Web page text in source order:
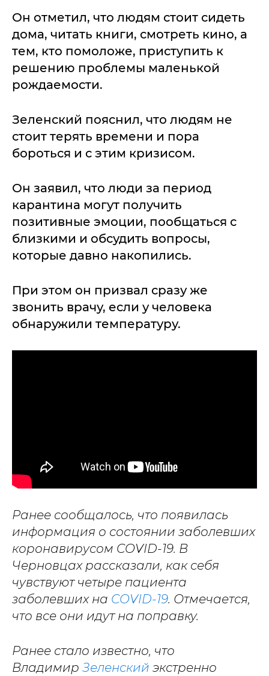
Он отметил, что людям стоит сидеть
дома, читать книги, смотреть кино, а
тем, кто помоложе, приступить к
решению проблемы маленькой
рождаемости.
Зеленский пояснил, что людям не
стоит терять времени и пора
бороться и с этим кризисом.
Он заявил, что люди за период
карантина могут получить
позитивные эмоции, пообщаться с
близкими и обсудить вопросы,
которые давно накопились.
При этом он призвал сразу же
звонить врачу, если у человека
обнаружили температуру.
Ранее сообщалось, что появилась
информация о состоянии заболевших
коронавирусом COVID-19. В
Черновцах рассказали, как себя
чувствуют четыре пациента
заболевших на COVID-19. Отмечается,
что все они идут на поправку.
Ранее стало известно, что
Владимир Зеленский экстренно